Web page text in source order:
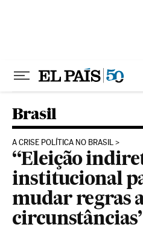
Brasil
A CRISE POLÍTICA NO BRASIL
“Eleição
institucional
mudar regras